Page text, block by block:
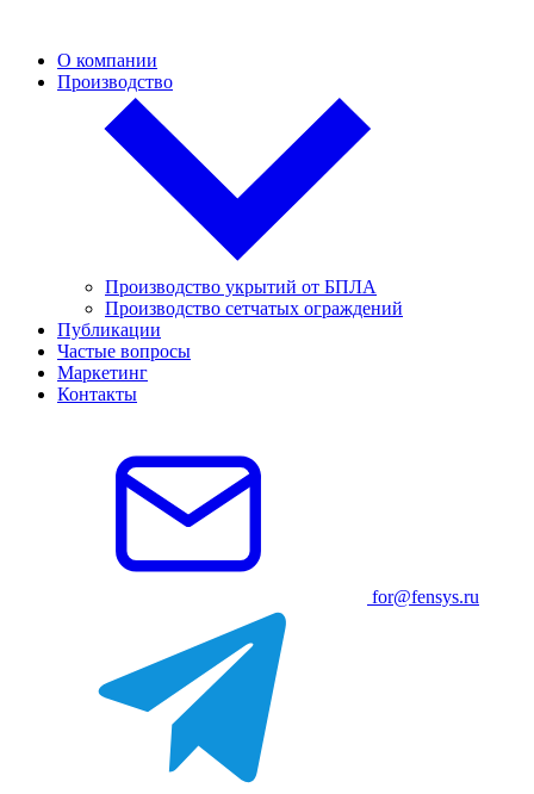
О компании
Производство
Производство укрытий от БПЛА
Производство сетчатых ограждений
Публикации
Частые вопросы
Маркетинг
Контакты
for@fensys.ru